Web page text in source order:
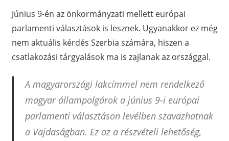
Június 9-én az önkormányzati mellett európai
parlamenti választások is lesznek. Ugyanakkor ez még
nem aktuális kérdés Szerbia számára, hiszen a
csatlakozási tárgyalások ma is zajlanak az országgal.
A magyarországi lakcímmel nem rendelkező
magyar állampolgárok a június 9-i európai
parlamenti választáson levélben szavazhatnak
a Vajdaságban. Ez az a részvételi lehetőség,